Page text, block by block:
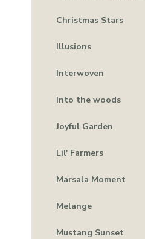
Christmas Stars
Illusions
Interwoven
Into the woods
Joyful Garden
Lil' Farmers
Marsala Moment
Melange
Mustang Sunset